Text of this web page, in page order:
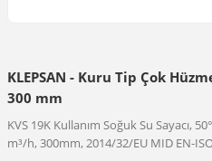
KLEPSAN - Kuru Tip Çok
300 mm
KVS 19K Kullanım Soğuk Su Sayacı,
m³/h, 300mm, 2014/32/EU MID EN-